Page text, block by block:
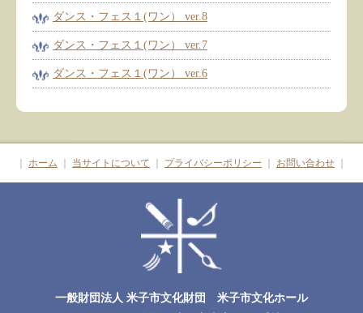
ダンス・フェス１(ワン） ver.8
ダンス・フェス１(ワン） ver.7
ダンス・フェス１(ワン） ver.6
ホーム 当サイトについて プライバシーポリシー お問い合わせ
一般財団法人 米子市文化財団 米子市文化ホール